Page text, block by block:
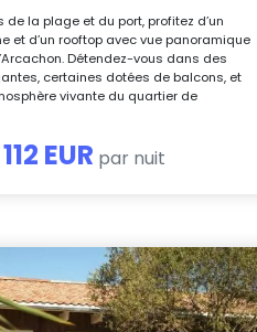
de la plage et du port, profitez d’un
et d’un rooftop avec vue panoramique
Détendez-vous dans des
certaines dotées de balcons, et
vivante du quartier de
112 EUR par nuit